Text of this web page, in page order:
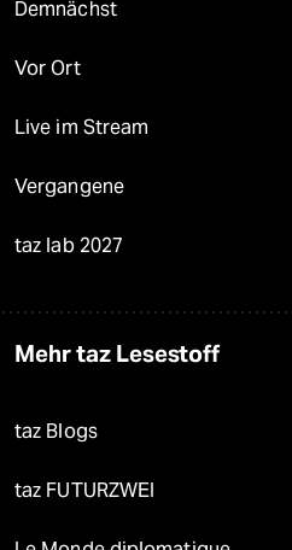
Demnächst
Vor Ort
Live im Stream
Vergangene
taz lab 2027
Mehr taz Lesestoff
taz Blogs
taz FUTURZWEI